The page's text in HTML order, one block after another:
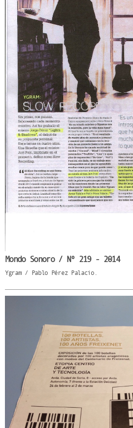
Mondo Sonoro / Nº 219 - 2014
Ygram / Pablo Pérez Palacio.